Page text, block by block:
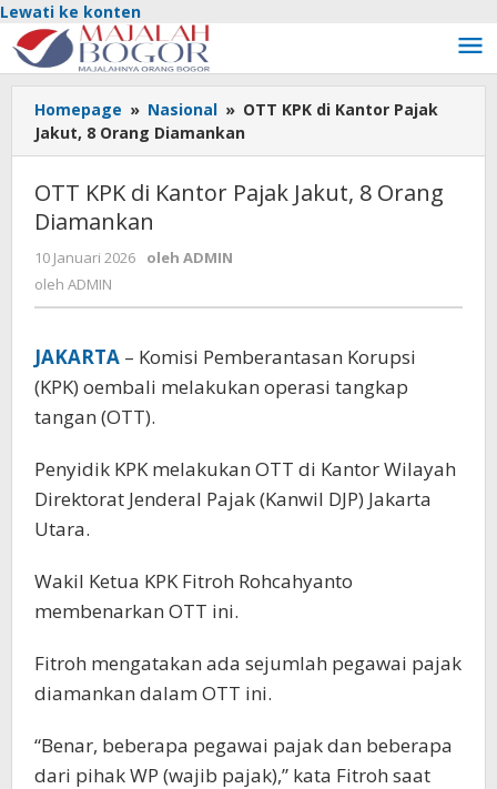
Lewati ke konten
Homepage » Nasional » OTT KPK di Kantor Pajak
Jakut, 8 Orang Diamankan
OTT KPK di Kantor Pajak Jakut, 8 Orang
Diamankan
10 Januari 2026 oleh ADMIN
oleh ADMIN
JAKARTA – Komisi Pemberantasan Korupsi
(KPK) oembali melakukan operasi tangkap
tangan (OTT).
Penyidik KPK melakukan OTT di Kantor Wilayah
Direktorat Jenderal Pajak (Kanwil DJP) Jakarta
Utara.
Wakil Ketua KPK Fitroh Rohcahyanto
membenarkan OTT ini.
Fitroh mengatakan ada sejumlah pegawai pajak
diamankan dalam OTT ini.
“Benar, beberapa pegawai pajak dan beberapa
dari pihak WP (wajib pajak),” kata Fitroh saat